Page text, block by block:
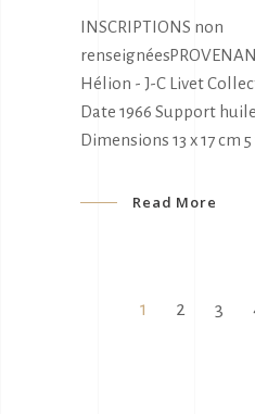
INSCRIPTIONS non
Hélion - J-C Livet
Date 1966 Support
Dimensions 13 x 17 cm 5
Read More
1 2 3